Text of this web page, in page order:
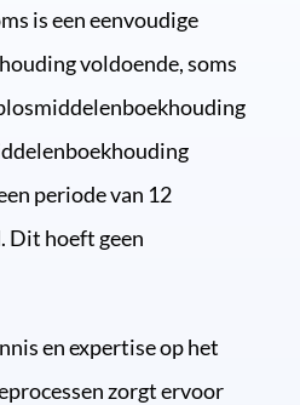
is een eenvoudige
voldoende, soms
periode van 12
Dit hoeft geen
en expertise op het
zorgt ervoor